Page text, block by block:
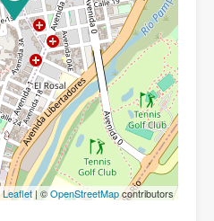
Leaflet| ©OpenStreetMapcontributors